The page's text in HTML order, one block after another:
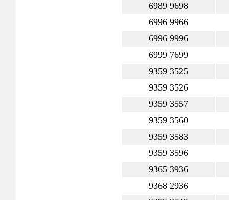
6989 9698
6996 9966
6996 9996
6999 7699
9359 3525
9359 3526
9359 3557
9359 3560
9359 3583
9359 3596
9365 3936
9368 2936